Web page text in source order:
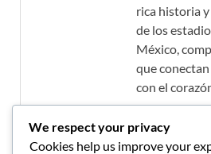
rica historia
de los
México,
que
con el
We respect your privacy
Cookies help us improve your